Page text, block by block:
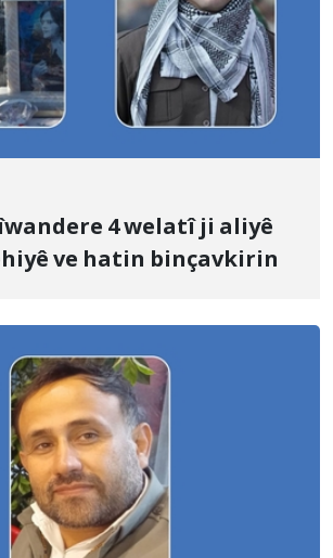
4 welatî ji aliyê
ve hatin binçavkirin